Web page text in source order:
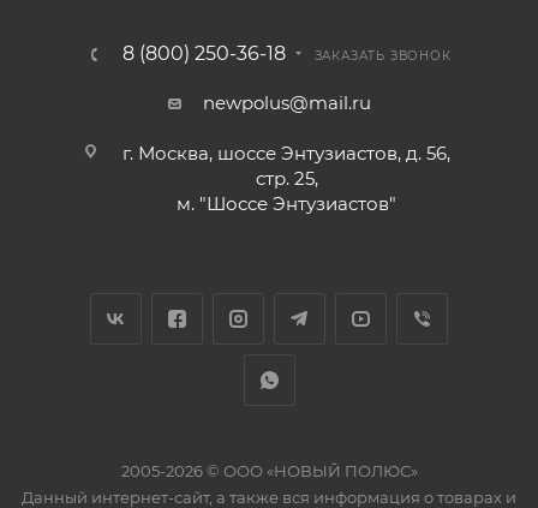
8 (800) 250-36-18 ЗАКАЗАТЬ ЗВОНОК
newpolus@mail.ru
г. Москва, шоссе Энтузиастов, д. 56,
стр. 25,
м. "Шоссе Энтузиастов"
2005-2026 © ООО «НОВЫЙ ПОЛЮС»
Данный интернет-сайт, а также вся информация о товарах и